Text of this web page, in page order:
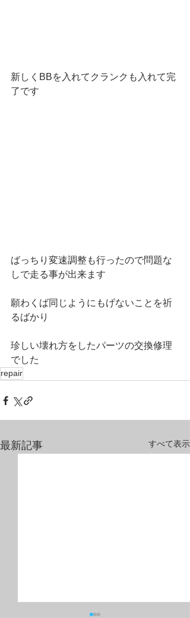
新しくBBを入れてクランクも入れて完
了です
ばっちり変速調整も行ったので問題な
しで走る事が出来ます
願わくば同じようにもげないことを祈
るばかり
珍しい壊れ方をしたパーツの交換修理
でした
repair
最新記事 すべて表示